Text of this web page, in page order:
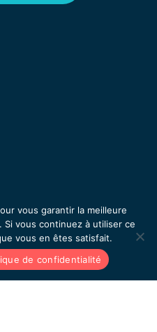
vous garantir la meilleure
vous continuez à utiliser ce
vous en êtes satisfait.
de confidentialité